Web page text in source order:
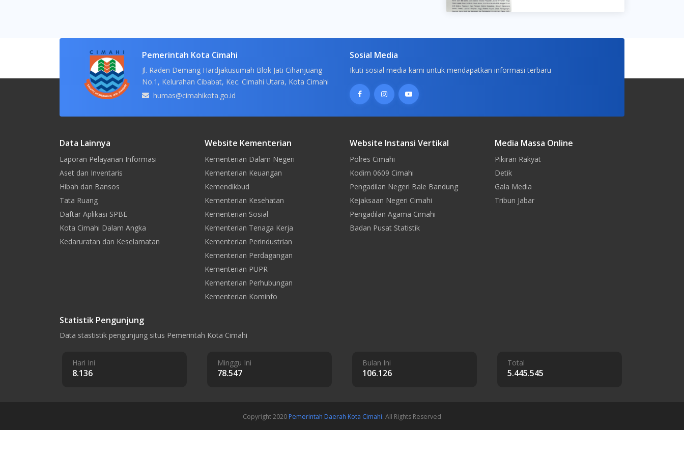
Pemerintah Kota Cimahi
Jl. Raden Demang Hardjakusumah Blok Jati Cihanjuang
No.1, Kelurahan Cibabat, Kec. Cimahi Utara, Kota Cimahi
humas@cimahikota.go.id
Sosial Media
Ikuti sosial media kami untuk mendapatkan informasi terbaru
Data Lainnya
Laporan Pelayanan Informasi
Aset dan Inventaris
Hibah dan Bansos
Tata Ruang
Daftar Aplikasi SPBE
Kota Cimahi Dalam Angka
Kedaruratan dan Keselamatan
Website Kementerian
Kementerian Dalam Negeri
Kementerian Keuangan
Kemendikbud
Kementerian Kesehatan
Kementerian Sosial
Kementerian Tenaga Kerja
Kementerian Perindustrian
Kementerian Perdagangan
Kementerian PUPR
Kementerian Perhubungan
Kementerian Kominfo
Website Instansi Vertikal
Polres Cimahi
Kodim 0609 Cimahi
Pengadilan Negeri Bale Bandung
Kejaksaan Negeri Cimahi
Pengadilan Agama Cimahi
Badan Pusat Statistik
Media Massa Online
Pikiran Rakyat
Detik
Gala Media
Tribun Jabar
Statistik Pengunjung
Data stastistik pengunjung situs Pemerintah Kota Cimahi
Hari Ini
8.136
Minggu Ini
78.547
Bulan Ini
106.126
Total
5.445.545
Copyright 2020 Pemerintah Daerah Kota Cimahi. All Rights Reserved